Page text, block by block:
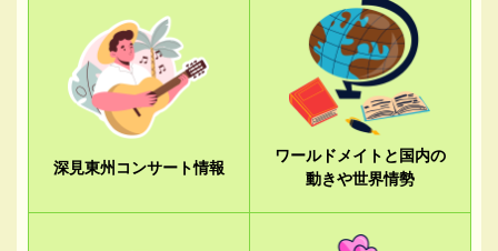
深見東州コンサート情報
ワールドメイトと国内の
動きや世界情勢